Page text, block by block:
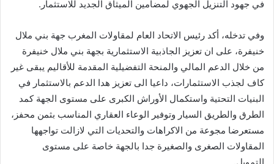
في جهود التنزيل الجهوي لمضامين الميثاق الجديد للاستثمار.
وفي تدخله، أكد رئيس الاتحاد العام لمقاولات المغرب جهة بني ملال
خنيفرة، على ان تعزيز الجاذبية الاستثمارية بجهة بني ملال خنيفرة
من خلال الدعم المالي والمنحة التفضيلية المقدمة للأقاليم يبقى غير
كاف لجذب الاستثمارات، داعيا الى تعزيز هدا الدعم بالاستثمار في
البنيات التحتية واستكمال الأوراش الكبرى على مستوى الجهة كمد
الطرق والطريق السيار وتوفير الوعاء العقاري المناسب بثمن محفز،
مستعرضا مجوعة من الاكراهات والتحديات التي لازالت تواجهها
المقاولات الصغرى والصغيرة جدا بالجهة خاصة على مستوى